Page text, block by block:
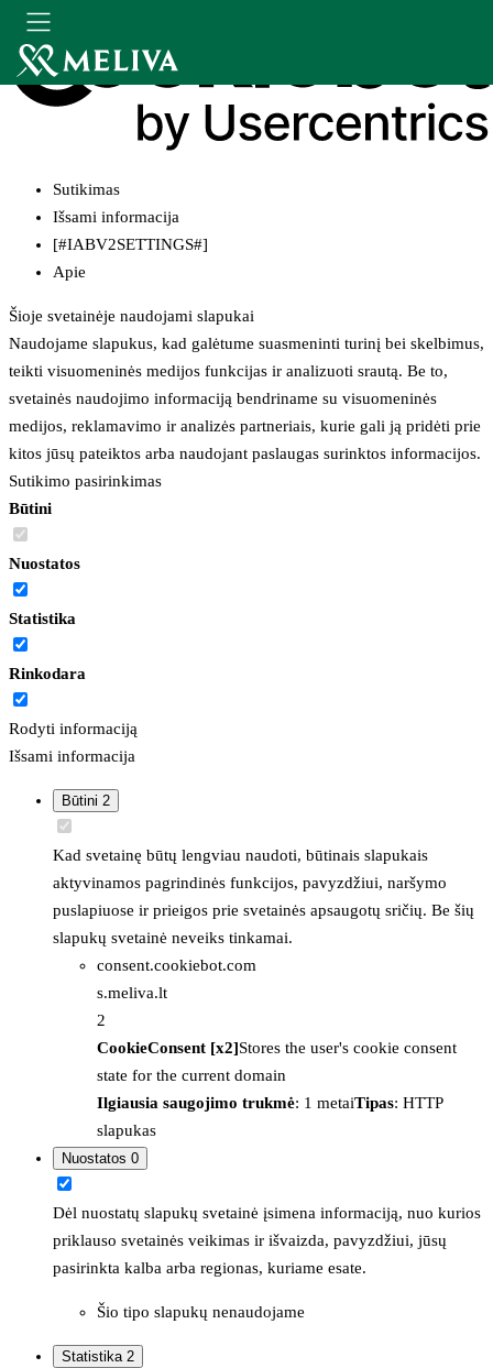
Sutikimas
Išsami informacija
[#IABV2SETTINGS#]
Apie
Šioje svetainėje naudojami slapukai
Naudojame slapukus, kad galėtume suasmeninti turinį bei skelbimus,
teikti visuomeninės medijos funkcijas ir analizuoti srautą. Be to,
svetainės naudojimo informaciją bendriname su visuomeninės
medijos, reklamavimo ir analizės partneriais, kurie gali ją pridėti prie
kitos jūsų pateiktos arba naudojant paslaugas surinktos informacijos.
Sutikimo pasirinkimas
Būtini
Nuostatos
Statistika
Rinkodara
Rodyti informaciją
Išsami informacija
Būtini 2
Kad svetainę būtų lengviau naudoti, būtinais slapukais
aktyvinamos pagrindinės funkcijos, pavyzdžiui, naršymo
puslapiuose ir prieigos prie svetainės apsaugotų sričių. Be šių
slapukų svetainė neveiks tinkamai.
consent.cookiebot.com
s.meliva.lt
2
CookieConsent [x2]Stores the user's cookie consent
state for the current domain
Ilgiausia saugojimo trukmė: 1 metaiTipas: HTTP
slapukas
Nuostatos 0
Dėl nuostatų slapukų svetainė įsimena informaciją, nuo kurios
priklauso svetainės veikimas ir išvaizda, pavyzdžiui, jūsų
pasirinkta kalba arba regionas, kuriame esate.
Šio tipo slapukų nenaudojame
Statistika 2